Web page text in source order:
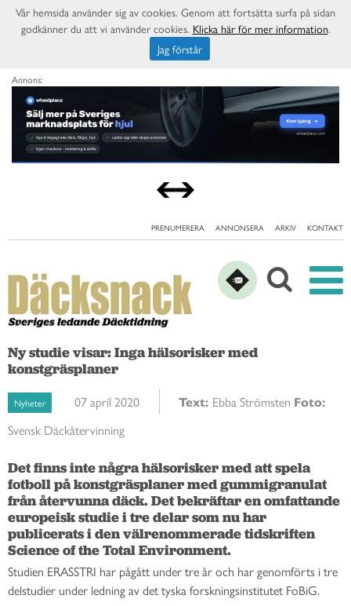
Annons:
PRENUMERERA ANNONSERA ARKIV KONTAKT
Ny studie visar: Inga hälsorisker med
konstgräsplaner
Nyheter 07 april 2020 Text: Ebba Strömsten Foto:
Svensk Däckåtervinning
Det finns inte några hälsorisker med att spela
fotboll på konstgräsplaner med gummigranulat
från återvunna däck. Det bekräftar en omfattande
europeisk studie i tre delar som nu har
publicerats i den välrenommerade tidskriften
Science of the Total Environment.
Studien ERASSTRI har pågått under tre år och har genomförts i tre
delstudier under ledning av det tyska forskningsinstitutet FoBiG.
Vår hemsida använder sig av cookies. Genom att fortsätta surfa på sidan
godkänner du att vi använder cookies. Klicka här för mer information.
Jag förstår